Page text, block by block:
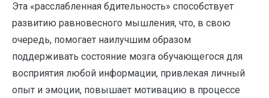
Эта «расслабленная бдительность» способствует
развитию равновесного мышления, что, в свою
очередь, помогает наилучшим образом
поддерживать состояние мозга обучающегося для
восприятия любой информации, привлекая личный
опыт и эмоции, повышает мотивацию в процессе